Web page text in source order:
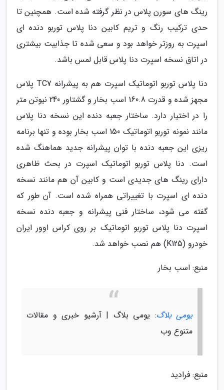
رینگ های سورن پلاس در نظر گرفته شده است. همچنین تا
حدی ترکیب رنگ و تریم کابین دنا پلاس توربو دنده ای
اسپرت به روزتر خواهد بود و سعی شده تا جذابیت بیشتری
در اتاق نسخه اسپرت دنا پلاس قابل لمس باشد.
دنا پلاس توربو اتوماتیک اسپرت هم به پیشرانه TC7 پلاس
مجهز شده و قدرت 160.8 اسب بخار و گشتاور 240 نیوتن متر
را در اختیار دارد. ساختار جعبه دنده این نسخه دنا پلاس
مانند نمونه توربو اتوماتیک 150 اسب بخار بوده و تنها برنامه
ریزی این جعبه دنده با توان پیشرانه جدید هماهنگ شده
است. دنا پلاس توربو اتوماتیک اسپرت در بحث ظاهری
دارای رینگ های جدیدی است و کابین آن هم مانند نسخه
دنده ای اسپرت با تغییراتی همراه شده است. آن طور که
گفته می شود، ساختار فنی پیشرانه و جعبه دنده نسخه
اسپرت دنا پلاس توربو اتوماتیک بر روی کراس اوور ایران
خودرو (K125) هم نصب خواهد شد.
منبع: اسب بخار
یومی بلاگ: یومی بلاگ | آرشیو خبری و مقالات
متنوع وب
منبع: فرادید